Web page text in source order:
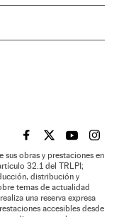
EL PAÍS BRASIL EN
EL PAÍSEL PAÍS
EL
sus obras y prestaciones en
32.1 del TRLPI;
distribución y
temas de actualidad
una reserva expresa
accesibles desde